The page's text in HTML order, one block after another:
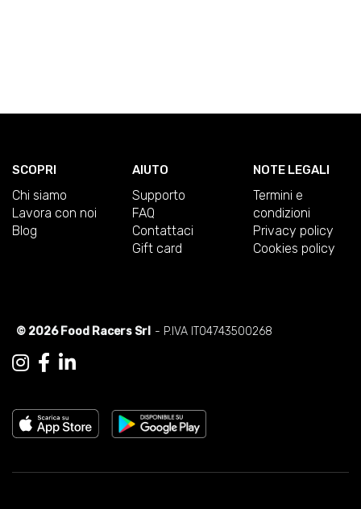
SCOPRI
Chi siamo
Lavora con noi
Blog
AIUTO
Supporto
FAQ
Contattaci
Gift card
NOTE LEGALI
Termini e
condizioni
Privacy policy
Cookies policy
© 2026 Food Racers Srl - P.IVA IT04743500268